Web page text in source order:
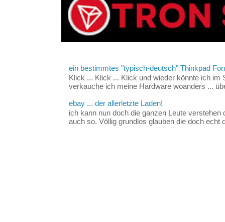
ein bestimmtes "typisch-deutsch" Thinkpad
Klick ... Klick ... Klick und wieder könnte ich im
verkauche ich meine Hardware woanders ...
ebay ... der allerletzte Laden!
ich kann nun doch die ganzen Leute
auch so. Völlig grundlos glauben die doch echt